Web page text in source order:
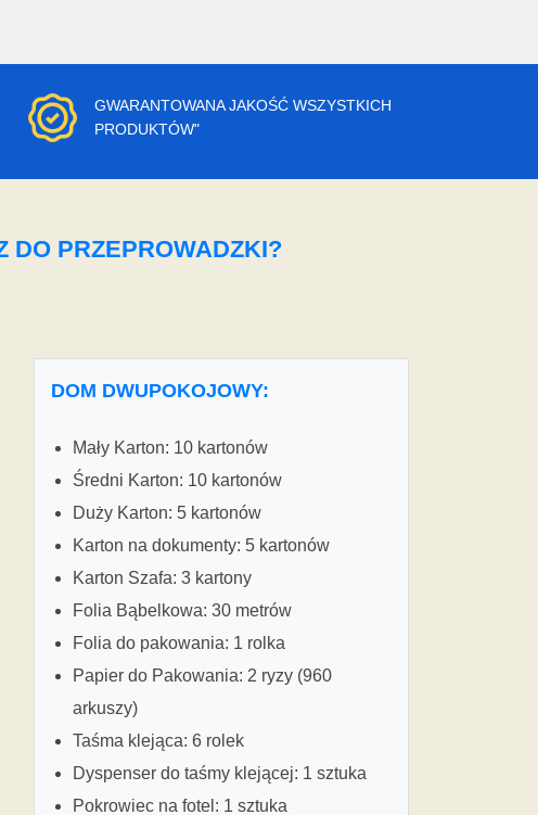
GWARANTOWANA JAKOŚĆ WSZYSTKICH
PRODUKTÓW"
DO PRZEPROWADZKI?
DOM DWUPOKOJOWY:
Mały Karton: 10 kartonów
Średni Karton: 10 kartonów
Duży Karton: 5 kartonów
Karton na dokumenty: 5 kartonów
Karton Szafa: 3 kartony
Folia Bąbelkowa: 30 metrów
Folia do pakowania: 1 rolka
Papier do Pakowania: 2 ryzy (960
arkuszy)
Taśma klejąca: 6 rolek
Dyspenser do taśmy klejącej: 1 sztuka
Pokrowiec na fotel: 1 sztuka